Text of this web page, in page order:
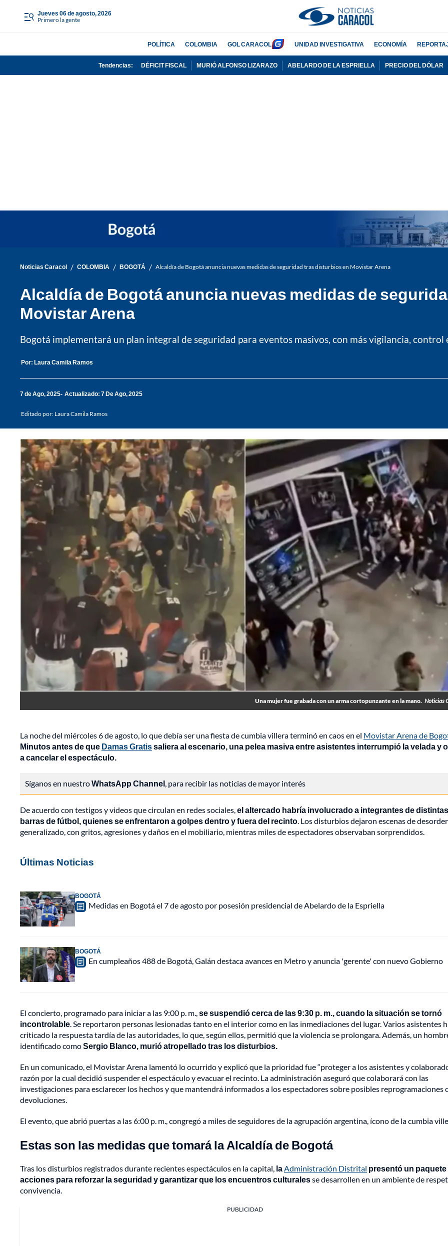
jueves 06 de agosto, 2026
Primero la gente
POLÍTICA COLOMBIA GOL CARACOL UNIDAD INVESTIGATIVA ECONOMÍA
Tendencias: DÉFICIT FISCAL MURIÓ ALFONSO LIZARAZO ABELARDO DE LA ESPRIELLA PRECIO DEL DÓLAR
Noticias Caracol / COLOMBIA / BOGOTÁ / Alcaldía de Bogotá anuncia nuevas medidas de seguridad tras disturbios en Movistar Arena
Alcaldía de Bogotá anuncia nuevas medidas de
Movistar Arena
Bogotá implementará un plan integral de seguridad para eventos masivos, con más vigilancia, control
Por: Laura Camila Ramos
7 de Ago, 2025 Actualizado: 7 De Ago, 2025
Editado por: Laura Camila Ramos
Una mujer fue grabada con un arma cortopunzante en la mano. Noticias
La noche del miércoles 6 de agosto, lo que debía ser una fiesta de cumbia villera terminó en caos en el Movistar Arena de
Minutos antes de que Damas Gratissaliera al escenario, una pelea masiva entre asistentes interrumpió la velada y
a cancelar el espectáculo.
Síganos en nuestroWhatsApp Channel, para recibir las noticias de mayor interés
De acuerdo con testigos y videos que circulan en redes sociales,el altercado habría involucrado a integrantes de distintas
barras de fútbol, quienes se enfrentaron a golpes dentro y fuera del recinto. Los disturbios dejaron escenas de
generalizado, con gritos, agresiones y daños en el mobiliario, mientras miles de espectadores observaban sorprendidos.
Últimas Noticias
BOGOTÁ
Medidas en Bogotá el 7 de agosto por posesión presidencial de Abelardo de la Espriella
BOGOTÁ
En cumpleaños 488 de Bogotá, Galán destaca avances en Metro y anuncia 'gerente' con nuevo Gobierno
El concierto, programado para iniciar a las 9:00 p. m.,se suspendió cerca de las 9:30 p. m., cuando la situación se tornó
incontrolable. Se reportaron personas lesionadas tanto en el interior como en las inmediaciones del lugar. Varios asistentes
criticado la respuesta tardía de las autoridades, lo que, según ellos, permitió que la violencia se prolongara. Además, un
identificado comoSergio Blanco, murió atropellado tras los disturbios.
En un comunicado, el Movistar Arena lamentó lo ocurrido y explicó que la prioridad fue “proteger a los asistentes y
razón por la cual decidió suspender el espectáculo y evacuar el recinto. La administración aseguró que colaborará con las
investigaciones para esclarecer los hechos y que mantendrá informados a los espectadores sobre posibles reprogramaciones
devoluciones.
El evento, que abrió puertas a las 6:00 p. m., congregó a miles de seguidores de la agrupación argentina, ícono de la cumbia
Estas son las medidas que tomará la Alcaldía de Bogotá
Tras los disturbios registrados durante recientes espectáculos en la capital, laAdministración Distrital presentó un paquete
acciones para reforzar la seguridad y garantizar que los encuentros culturalesse desarrollen en un ambiente de
convivencia.
PUBLICIDAD